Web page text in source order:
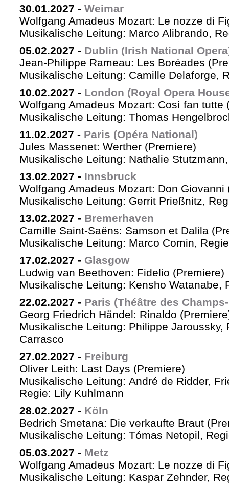
30.01.2027 - Weimar
Wolfgang Amadeus Mozart: Le nozze di
Musikalische Leitung: Marco Alibrando,
05.02.2027 - Dublin (Irish National
Jean-Philippe Rameau: Les Boréades
Musikalische Leitung: Camille Delaforge,
10.02.2027 - London (Royal Opera
Wolfgang Amadeus Mozart: Così fan tutte
Musikalische Leitung: Thomas
11.02.2027 - Paris (Opéra National)
Jules Massenet: Werther (Premiere)
Musikalische Leitung: Nathalie
13.02.2027 - Innsbruck
Wolfgang Amadeus Mozart: Don Giovanni
Musikalische Leitung: Gerrit Prießnitz,
13.02.2027 - Bremerhaven
Camille Saint-Saëns: Samson et Dalila
Musikalische Leitung: Marco Comin,
17.02.2027 - Glasgow
Ludwig van Beethoven: Fidelio (Premiere)
Musikalische Leitung: Kensho Watanabe,
22.02.2027 - Paris (Théâtre des
Georg Friedrich Händel: Rinaldo
Musikalische Leitung: Philippe Jaroussky,
Carrasco
27.02.2027 - Freiburg
Oliver Leith: Last Days (Premiere)
Musikalische Leitung: André de Ridder,
Regie: Lily Kuhlmann
28.02.2027 - Köln
Bedrich Smetana: Die verkaufte Braut
Musikalische Leitung: Tómas Netopil,
05.03.2027 - Metz
Wolfgang Amadeus Mozart: Le nozze di
Musikalische Leitung: Kaspar Zehnder,